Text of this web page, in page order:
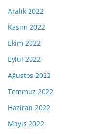
Aralık 2022
Kasım 2022
Ekim 2022
Eylül 2022
Ağustos 2022
Temmuz 2022
Haziran 2022
Mayıs 2022